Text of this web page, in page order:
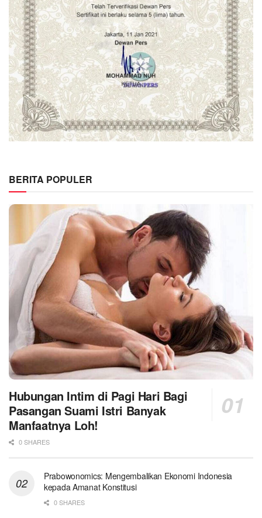
BERITA POPULER
Hubungan Intim di Pagi Hari Bagi
Pasangan Suami Istri Banyak
Manfaatnya Loh!
0 SHARES
Prabowonomics: Mengembalikan Ekonomi Indonesia
kepada Amanat Konstitusi
0 SHARES